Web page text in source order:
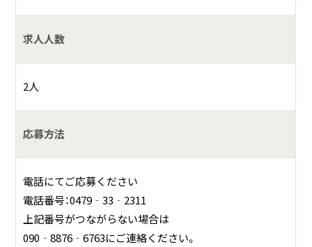
求人人数
2人
応募方法
電話にてご応募ください
電話番号：0479‐33‐2311
上記番号がつながらない場合は
090‐8876‐6763にご連絡ください。